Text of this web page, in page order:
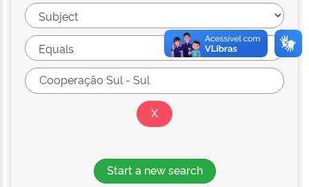
Start a new search